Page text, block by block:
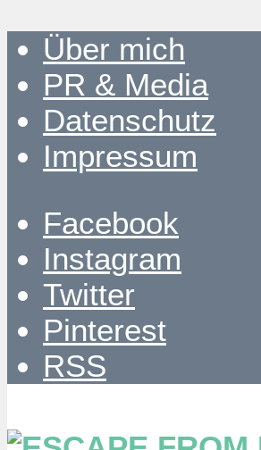
Über mich
PR & Media
Datenschutz
Impressum
Facebook
Instagram
Twitter
Pinterest
RSS